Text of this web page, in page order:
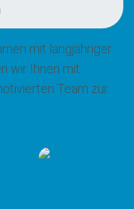
mit langjähriger
wir Ihnen mit
Team zur